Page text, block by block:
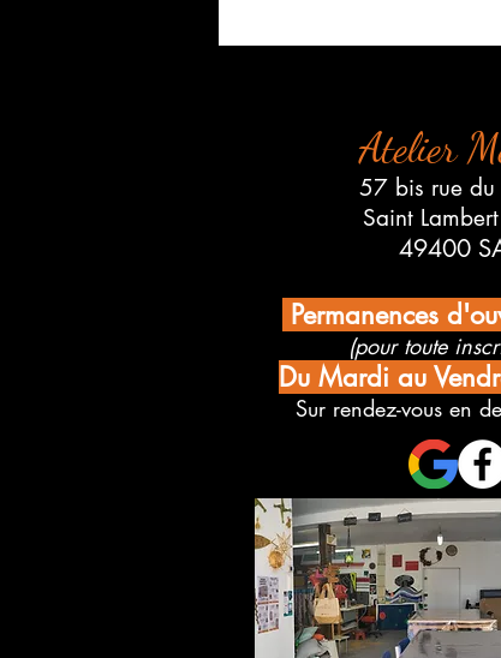
Atelier
57 bis rue du
Saint
49400
Permanences
(pour toute
Du Mardi au
Sur rendez-vous en